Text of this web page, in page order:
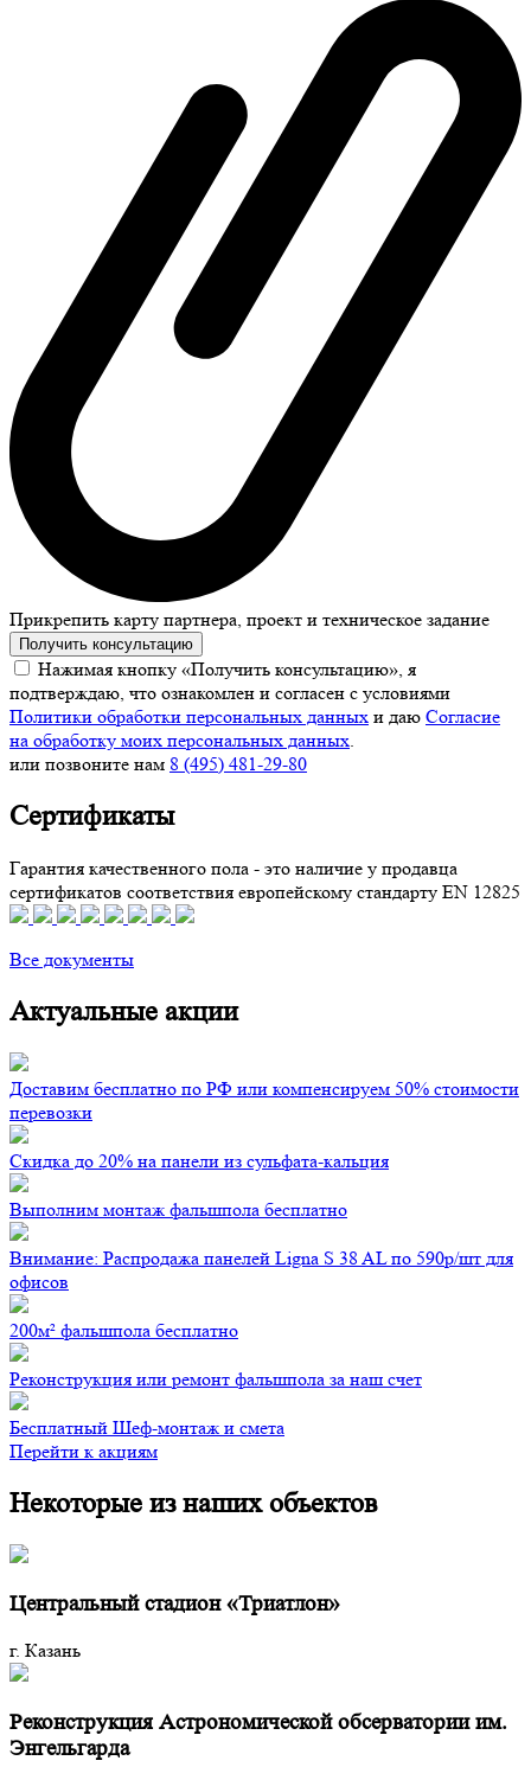
Прикрепить карту партнера, проект и техническое задание
Получить консультацию
Нажимая кнопку «Получить консультацию», я
подтверждаю, что ознакомлен и согласен с условиями
Политики обработки персональных данных и даю Согласие
на обработку моих персональных данных.
или позвоните нам 8 (495) 481-29-80
Сертификаты
Гарантия качественного пола - это наличие у продавца
сертификатов соответствия европейскому стандарту EN 12825
Все документы
Актуальные акции
Доставим бесплатно по РФ или компенсируем 50% стоимости
перевозки
Скидка до 20% на панели из сульфата-кальция
Выполним монтаж фальшпола бесплатно
Внимание: Распродажа панелей Ligna S 38 AL по 590р/шт для
офисов
200м² фальшпола бесплатно
Реконструкция или ремонт фальшпола за наш счет
Бесплатный Шеф-монтаж и смета
Перейти к акциям
Некоторые из наших объектов
Центральный стадион «Триатлон»
г. Казань
Реконструкция Астрономической обсерватории им.
Энгельгарда